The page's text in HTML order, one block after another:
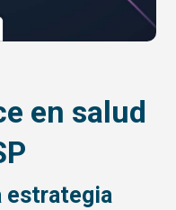
en salud
estrategia